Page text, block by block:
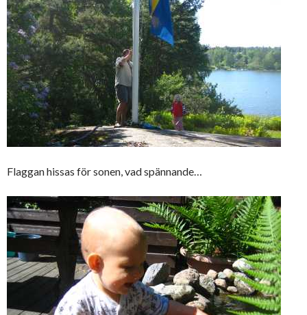
Flaggan hissas för sonen, vad spännande…